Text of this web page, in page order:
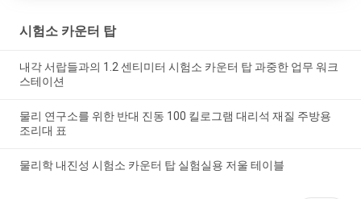
시험소 카운터 탑
내각 서랍들과의 1.2 센티미터 시험소 카운터 탑 과중한 업무 워크
스테이션
물리 연구소를 위한 반대 진동 100 킬로그램 대리석 재질 주방용
조리대 표
물리학 내진성 시험소 카운터 탑 실험실용 저울 테이블